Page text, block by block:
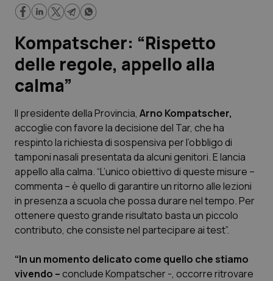
Cronache
Governo e Parlamento
Regioni e Asl
Scienza e Farmaci
Studi e Analisi
Lettere al direttore
Edizioni Regionali
QS Pro
Kompatscher: “Rispetto
delle regole, appello alla
calma”
Il presidente della Provincia, Arno Kompatscher,
accoglie con favore la decisione del Tar, che ha
respinto la richiesta di sospensiva per l’obbligo di
tamponi nasali presentata da alcuni genitori. E lancia
appello alla calma. “L’unico obiettivo di queste misure –
commenta – è quello di garantire un ritorno alle lezioni
in presenza a scuola che possa durare nel tempo. Per
ottenere questo grande risultato basta un piccolo
contributo, che consiste nel partecipare ai test”.
“In un momento delicato come quello che stiamo
vivendo –conclude Kompatscher -, occorre ritrovare